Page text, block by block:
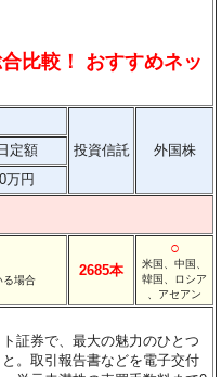
比較！ おすすめネッ
投資信託 外国株
定額
万円
る場合
2685本
○
米国、中国、
韓国、ロシア
、アセアン
証券で、最大の魅力のひとつ
。取引報告書などを電子交付